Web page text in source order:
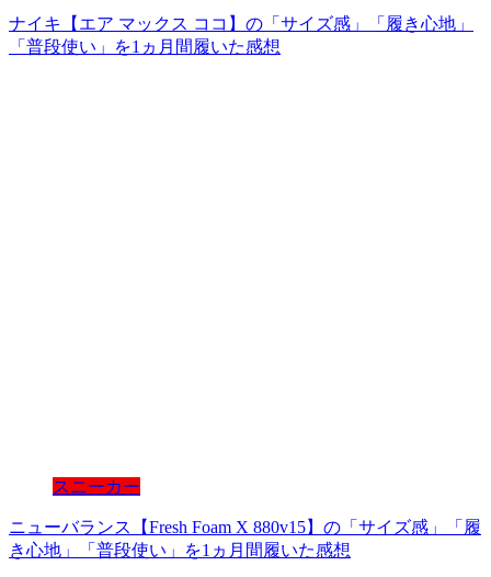
ナイキ【エア マックス ココ】の「サイズ感」「履き心地」
「普段使い」を1ヵ月間履いた感想
スニーカー
ニューバランス【Fresh Foam X 880v15】の「サイズ感」「履
き心地」「普段使い」を1ヵ月間履いた感想